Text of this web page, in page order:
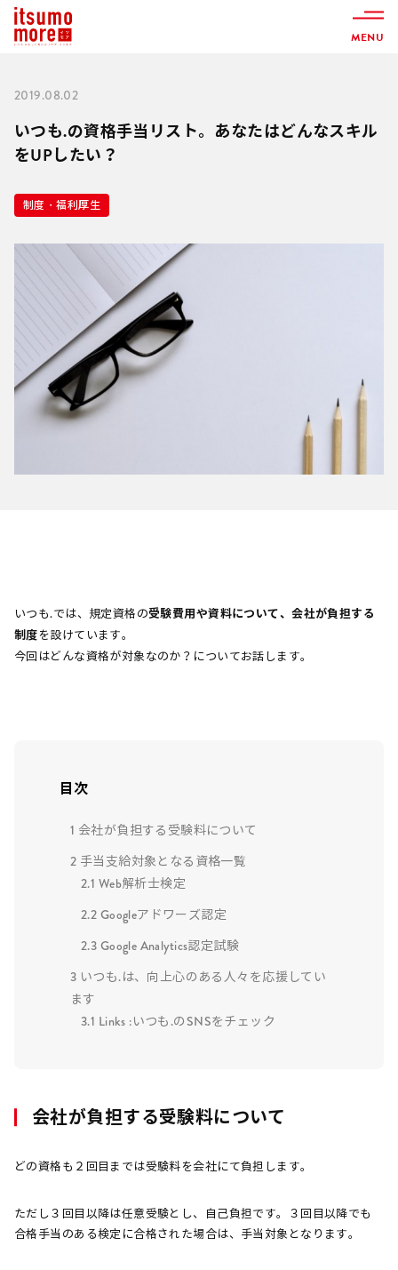
MENU
2019.08.02
いつも.の資格手当リスト。あなたはどんなスキル
をUPしたい？
制度・福利厚生
いつも.では、規定資格の受験費用や資料について、会社が負担する
制度を設けています。
今回はどんな資格が対象なのか？についてお話します。
目次
1 会社が負担する受験料について
2 手当支給対象となる資格一覧
2.1 Web解析士検定
2.2 Googleアドワーズ認定
2.3 Google Analytics認定試験
3 いつも.は、向上心のある人々を応援してい
ます
3.1 Links :いつも.のSNSをチェック
会社が負担する受験料について
どの資格も２回目までは受験料を会社にて負担します。
ただし３回目以降は任意受験とし、自己負担です。３回目以降でも
合格手当のある検定に合格された場合は、手当対象となります。